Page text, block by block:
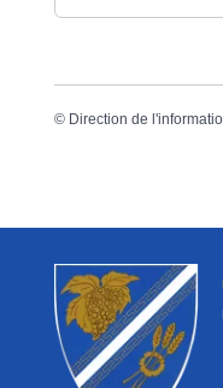
© Direction de